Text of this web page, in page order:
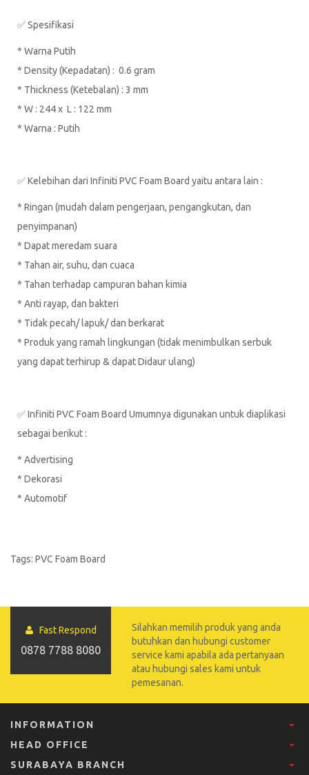
✅ Spesifikasi
* Warna Putih
* Density (Kepadatan) : 0.6 gram
* Thickness (Ketebalan) : 3 mm
* W : 244 x L : 122 mm
* Warna : Putih
✅ Kelebihan dari Infiniti PVC Foam Board yaitu antara lain :
* Ringan (mudah dalam pengerjaan, pengangkutan, dan
penyimpanan)
* Dapat meredam suara
* Tahan air, suhu, dan cuaca
* Tahan terhadap campuran bahan kimia
* Anti rayap, dan bakteri
* Tidak pecah/ lapuk/ dan berkarat
* Produk yang ramah lingkungan (tidak menimbulkan serbuk
yang dapat terhirup & dapat Didaur ulang)
✅ Infiniti PVC Foam Board Umumnya digunakan untuk diaplikasi
sebagai berikut :
* Advertising
* Dekorasi
* Automotif
Tags: PVC Foam Board
Fast Respond
0878 7788 8080
Silahkan memilih produk yang anda
butuhkan dan hubungi customer
service kami apabila ada pertanyaan
atau hubungi sales kami untuk
pemesanan.
INFORMATION
HEAD OFFICE
SURABAYA BRANCH